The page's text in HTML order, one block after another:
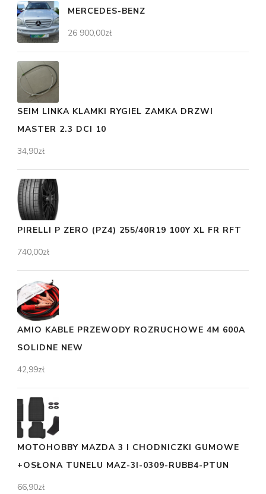
MERCEDES-BENZ
26 900,00zł
SEIM LINKA KLAMKI RYGIEL ZAMKA DRZWI
MASTER 2.3 DCI 10
34,90zł
PIRELLI P ZERO (PZ4) 255/40R19 100Y XL FR RFT
740,00zł
AMIO KABLE PRZEWODY ROZRUCHOWE 4M 600A
SOLIDNE NEW
42,99zł
MOTOHOBBY MAZDA 3 I CHODNICZKI GUMOWE
+OSŁONA TUNELU MAZ-3I-0309-RUBB4-PTUN
66,90zł